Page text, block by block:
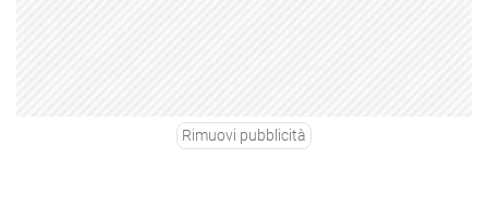
Rimuovi pubblicità